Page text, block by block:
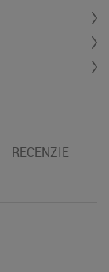
RECENZIE